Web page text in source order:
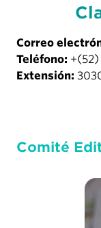
Correo
Teléfono:
Extensión:
Comité